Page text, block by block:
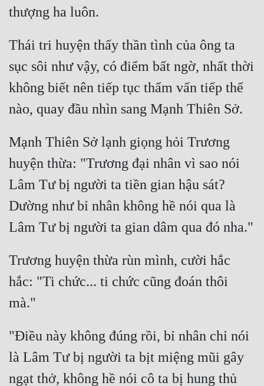
Thái tri huyện thấy thần tình của ông ta
sục sôi như vậy, có điểm bất ngờ, nhất thời
không biết nên tiếp tục thẩm vấn tiếp thế
Mạnh Thiên Sở lạnh giọng hỏi Trương
huyện thừa: "Trương đại nhân vì sao nói
Lâm Tư bị người ta tiền gian hậu sát?
Dường như bỉ nhân không hề nói qua là
Trương huyện thừa rùn mình, cười hắc
hắc: "Ti chức... ti chức cũng đoán thôi
"Điều này không đúng rồi, bỉ nhân chỉ nói
là Lâm Tư bị người ta bịt miệng mũi gây
ngạt thở, không hề nói cô ta bị hung thủ